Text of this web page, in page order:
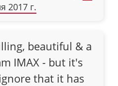
2017 г.
beautiful & a
IMAX - but it's
that it has